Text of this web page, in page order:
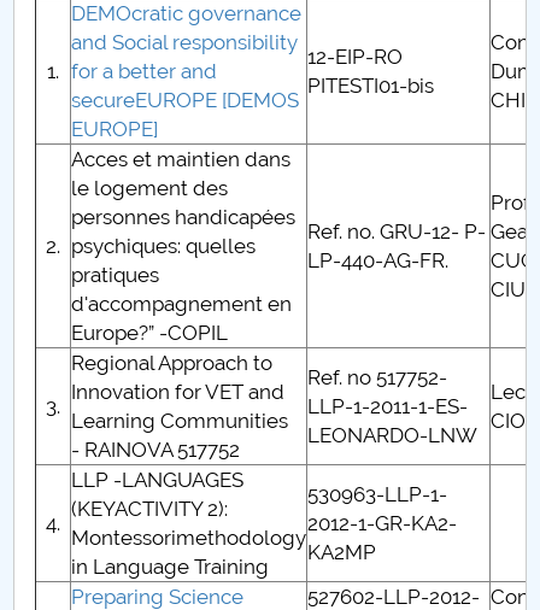
Admitere
Români de pretutindeni - ADMITERE
Senat
Facultăți
Studenți
Ghiduri pentru STUDENȚI
Relații Publice
Relații Internaționale
PNRR
Proiect PRIM STUD
1.
DEMOcratic governance
and Social responsibility
for a better and
secureEUROPE [DEMOS
EUROPE]
12-EIP-RO
PITESTI01-bis
2.
Acces et maintien dans
le logement des
personnes handicapées
psychiques: quelles
pratiques
d'accompagnement en
Europe?” -COPIL
Ref. no. GRU-12- P-
LP-440-AG-FR.
3.
Regional Approach to
Innovation for VET and
Learning Communities
- RAINOVA 517752
Ref. no 517752-
LLP-1-2011-1-ES-
LEONARDO-LNW
4.
LLP -LANGUAGES
(KEYACTIVITY 2):
Montessorimethodology
in Language Training
530963-LLP-1-
2012-1-GR-KA2-
KA2MP
Preparing Science
527602-LLP-2012-